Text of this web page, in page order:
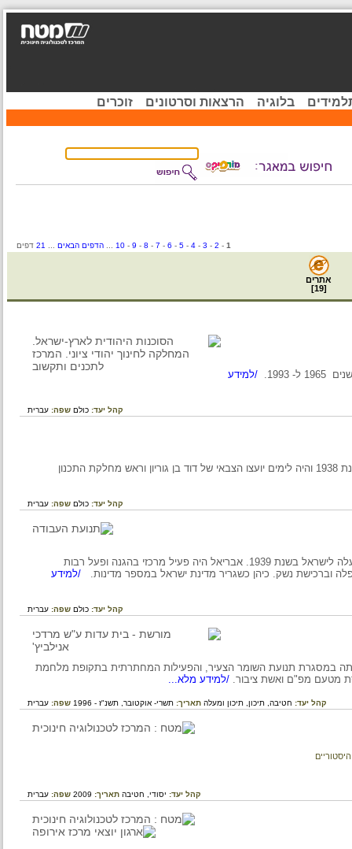
בלוגיה הרצאות וסרטונים זוכרים
-
3
-
4
-
5
-
6
-
7
-
8
-
9
-
10
...הדפים הבאים...
21 דפים
אתרים
/למידע
קהל יעד: כולם שפה:עברית
שלום עשת שירת כקצין בצבא האוסטרי ועלה לארץ ישראל בשנת 1938 והיה לימים יועצו הצבאי של דוד בן גוריון וראש מחלקת התכנון
קהל יעד: כולם שפה:עברית
תיאור פועלו של אהוד אבריאל שנולד באוסטריה בשנת 1917 ועלה לישראל בשנת 1939. אבריאל היה פעיל מרכזי בהגנה ופעל רבות
נשק. כיהן כשגריר מדינת ישראל במספר מדינות./למידע
קהל יעד: כולם שפה:עברית
במסגרת תנועת השומר הצעיר, והפעילות המחתרתית בתקופת מלחמת
מפ"ם ואשת ציבור./למידע מלא...
קהל יעד: חטיבה,תיכון,תיכון ומעלהתאריך:תשרי- אוקטובר, תשנ"ז - 1996 שפה:עברית
קהל יעד: יסודי,חטיבהתאריך:2009 שפה:עברית